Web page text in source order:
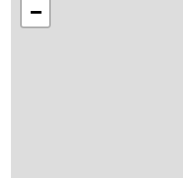
−